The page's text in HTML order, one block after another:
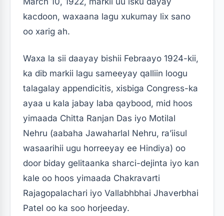
kacdoon, waxaana lagu xukumay lix sano
oo xarig ah.
Waxa la sii daayay bishii Febraayo 1924-kii,
ka dib markii lagu sameeyay qalliin loogu
talagalay appendicitis, xisbiga Congress-ka
ayaa u kala jabay laba qaybood, mid hoos
yimaada Chitta Ranjan Das iyo Motilal
Nehru (aabaha Jawaharlal Nehru, ra’iisul
wasaarihii ugu horreeyay ee Hindiya) oo
door biday gelitaanka sharci-dejinta iyo kan
kale oo hoos yimaada Chakravarti
Rajagopalachari iyo Vallabhbhai Jhaverbhai
Patel oo ka soo horjeeday.